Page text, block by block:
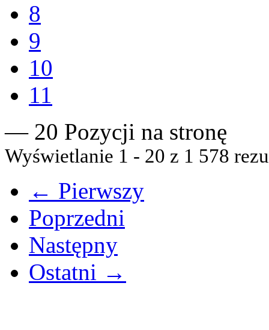
8
9
10
11
— 20 Pozycji na stronę
Wyświetlanie 1 - 20 z 1 578
← Pierwszy
Poprzedni
Następny
Ostatni →